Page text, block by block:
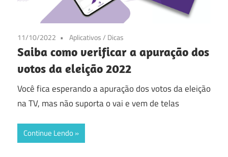
11/10/2022 Aplicativos/ Dicas
Saiba como verificar a apuração dos
votos da eleição 2022
Você fica esperando a apuração dos votos da eleição
na TV, mas não suporta o vai e vem de telas
Continue Lendo